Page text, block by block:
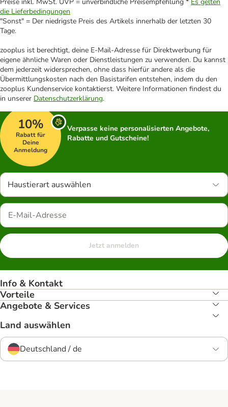
die Lieferbedingungen
"Sonst" = Der niedrigste Preis des Artikels innerhalb der letzten 30
Tage.
zooplus ist berechtigt, deine E-Mail-Adresse für Direktwerbung für
eigene ähnliche Waren oder Dienstleistungen zu verwenden. Du kannst
dem jederzeit widersprechen, ohne dass hierfür andere als die
Übermittlungskosten nach den Basistarifen entstehen, indem du den
zooplus Kundenservice kontaktierst. Weitere Informationen findest du
in unserer Datenschutzerklärung.
10%
Rabatt für
Deine
Anmeldung
Verpasse keine personalisierten Angebote,
Rabatte und Gutscheine!
Haustierart auswählen
Jetzt anmelden
Info & Kontakt
Vorteile
Angebote & Services
Land auswählen
Deutschland / de